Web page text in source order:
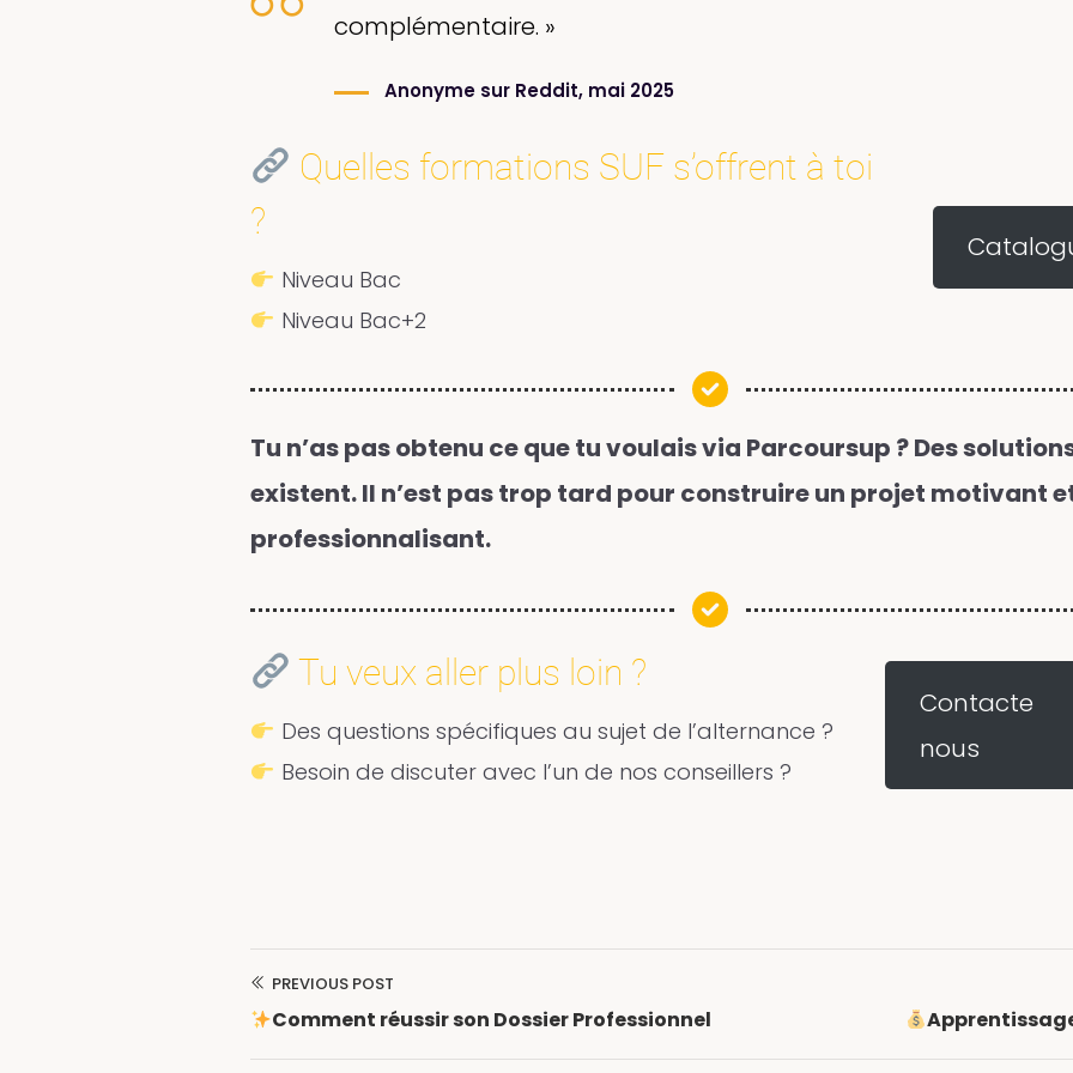
complémentaire. »
Anonyme sur Reddit, mai 2025
Quelles formations SUF s’offrent à toi
?
Niveau Bac
Niveau Bac+2
Tu n’as pas obtenu ce que tu voulais via Parcoursup ? Des
existent. Il n’est pas trop tard pour construire un projet motivant
professionnalisant.
Tu veux aller plus loin ?
Des questions spécifiques au sujet de l’alternance ?
Besoin de discuter avec l’un de nos conseillers ?
Contacte
nous
Navigation
PREVIOUS POST
Comment réussir son Dossier Professionnel